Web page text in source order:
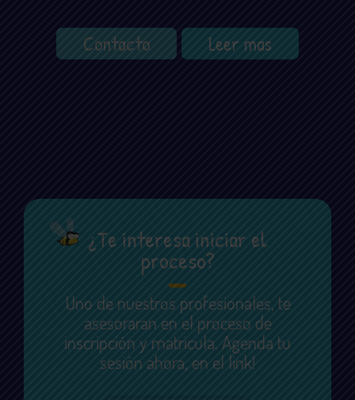
Contacto Leer mas
¿Te interesa iniciar el
proceso?
Uno de nuestros profesionales, te
asesoraran en el proceso de
inscripción y matricula. Agenda tu
sesión ahora, en el link!